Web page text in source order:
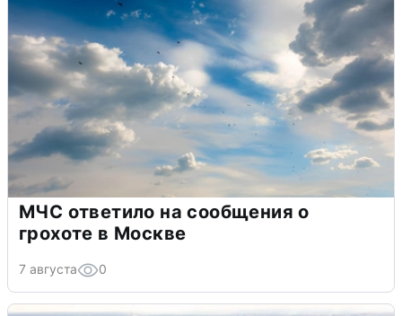
МЧС ответило на сообщения о
грохоте в Москве
7 августа 0